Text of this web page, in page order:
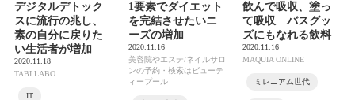
デジタルデトック
スに流行の兆し、
素の自分に戻りた
い生活者が増加
2020.11.18
TABI LABO
IT
1要素でダイエット
を完結させたいニ
ーズの増加
2020.11.16
美容院やエステ/ネイルサロ
ンの予約・検索はビューテ
ィープール
飲んで吸収、塗っ
て吸収 バスグッ
ズにもなれる飲料
2020.11.16
MAQUIA ONLINE
ミレニアム世代